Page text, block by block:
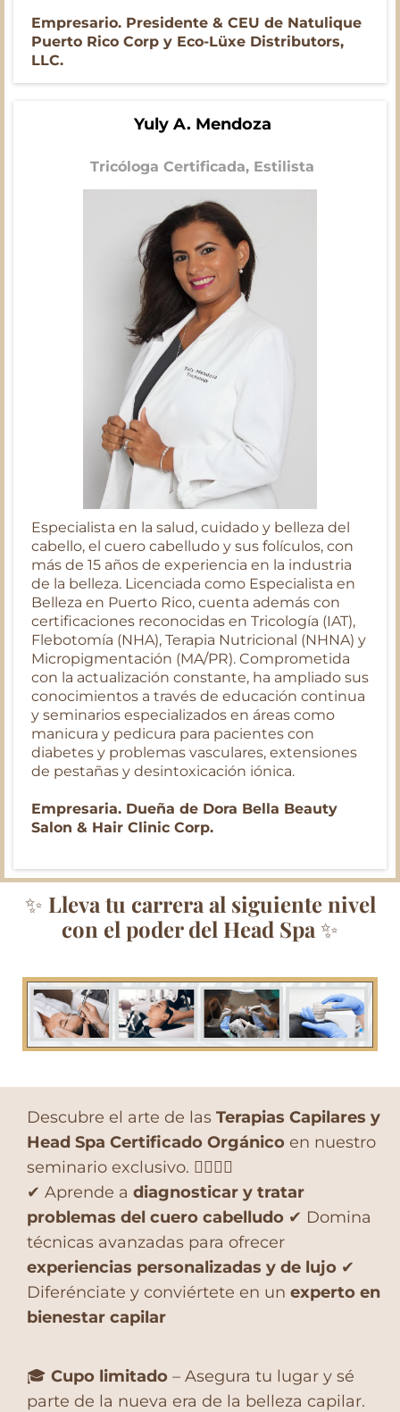
Empresario. Presidente & CEU de Natulique
Puerto Rico Corp y Eco-Lüxe Distributors,
LLC.
Yuly A. Mendoza
Tricóloga Certificada, Estilista
Especialista en la salud, cuidado y belleza del
cabello, el cuero cabelludo y sus folículos, con
más de 15 años de experiencia en la industria
de la belleza. Licenciada como Especialista en
Belleza en Puerto Rico, cuenta además con
certificaciones reconocidas en Tricología (IAT),
Flebotomía (NHA), Terapia Nutricional (NHNA) y
Micropigmentación (MA/PR). Comprometida
con la actualización constante, ha ampliado sus
conocimientos a través de educación continua
y seminarios especializados en áreas como
manicura y pedicura para pacientes con
diabetes y problemas vasculares, extensiones
de pestañas y desintoxicación iónica.
Empresaria. Dueña de Dora Bella Beauty
Salon & Hair Clinic Corp.
✨ Lleva tu carrera al siguiente nivel
con el poder del Head Spa ✨
Descubre el arte de las Terapias Capilares y
Head Spa Certificado Orgánico en nuestro
seminario exclusivo. 🧖‍♀️💆‍♂️
✔ Aprende a diagnosticar y tratar
problemas del cuero cabelludo ✔ Domina
técnicas avanzadas para ofrecer
experiencias personalizadas y de lujo ✔
Diferénciate y conviértete en un experto en
bienestar capilar
🎓 Cupo limitado – Asegura tu lugar y sé
parte de la nueva era de la belleza capilar.